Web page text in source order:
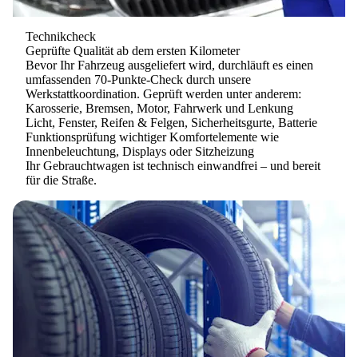
Technikcheck
Geprüfte Qualität ab dem ersten Kilometer
Bevor Ihr Fahrzeug ausgeliefert wird, durchläuft es einen
umfassenden 70-Punkte-Check durch unsere
Werkstattkoordination. Geprüft werden unter anderem:
Karosserie, Bremsen, Motor, Fahrwerk und Lenkung
Licht, Fenster, Reifen & Felgen, Sicherheitsgurte, Batterie
Funktionsprüfung wichtiger Komfortelemente wie
Innenbeleuchtung, Displays oder Sitzheizung
Ihr Gebrauchtwagen ist technisch einwandfrei – und bereit
für die Straße.